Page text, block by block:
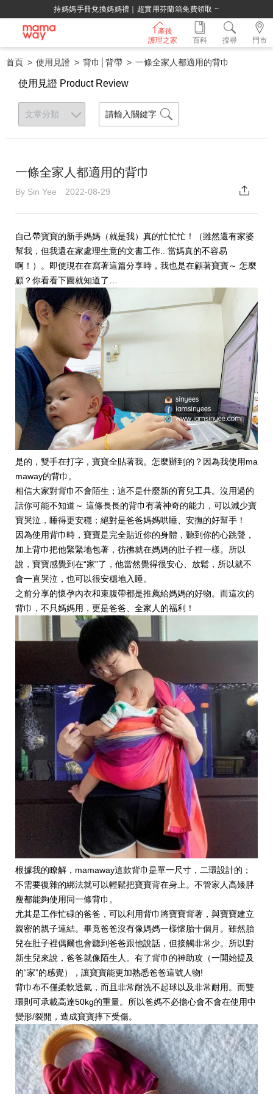
持媽媽手冊兌換媽媽禮｜超實用芬蘭箱免費領取 ~
產後
護理之家
門市
百科 搜尋
首頁 使用見證 背巾│背帶 一條全家人都適用的背巾
使用見證 Product Review
一條全家人都適用的背巾
By Sin Yee 2022-08-29
自己帶寶寶的新手媽媽（就是我）真的忙忙忙！（雖然還有家婆
幫我，但我還在家處理生意的文書工作.. 當媽真的不容易
啊！）。即使現在在寫著這篇分享時，我也是在顧著寶寶～ 怎麼
顧？你看看下圖就知道了…
是的，雙手在打字，寶寶全貼著我。怎麼辦到的？因為我使用ma
maway的背巾。
相信大家對背巾不會陌生；這不是什麼新的育兒工具。沒用過的
話你可能不知道～ 這條長長的背巾有著神奇的能力，可以減少寶
寶哭泣，睡得更安穩；絕對是爸爸媽媽哄睡、安撫的好幫手！
因為使用背巾時，寶寶是完全貼近你的身體，聽到你的心跳聲，
加上背巾把他緊緊地包著，彷彿就在媽媽的肚子裡一樣。所以
說，寶寶感覺到在“家”了，他當然覺得很安心、放鬆，所以就不
會一直哭泣，也可以很安穩地入睡。
之前分享的懷孕內衣和束腹帶都是推薦給媽媽的好物。而這次的
背巾，不只媽媽用，更是爸爸、全家人的福利！
根據我的瞭解，mamaway這款背巾是單一尺寸，二環設計的；
不需要復雜的綁法就可以輕鬆把寶寶背在身上。不管家人高矮胖
瘦都能夠使用同一條背巾。
尤其是工作忙碌的爸爸，可以利用背巾將寶寶背著，與寶寶建立
親密的親子連結。畢竟爸爸沒有像媽媽一樣懷胎十個月。雖然胎
兒在肚子裡偶爾也會聽到爸爸跟他說話，但接觸非常少。所以對
新生兒來說，爸爸就像陌生人。有了背巾的神助攻（一開始提及
的“家”的感覺），讓寶寶能更加熟悉爸爸這號人物!
背巾布不僅柔軟透氣，而且非常耐洗不起球以及非常耐用。而雙
環則可承載高達50kg的重量。所以爸媽不必擔心會不會在使用中
變形/裂開，造成寶寶摔下受傷。